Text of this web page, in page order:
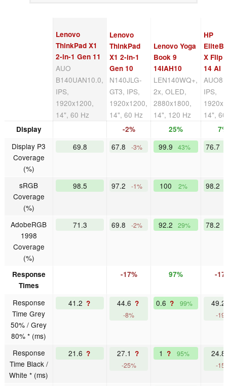
Lenovo
ThinkPad X1
2-in-1 Gen 11
AUO
B140UAN10.0,
IPS,
1920x1200,
14", 60 Hz
Lenovo
ThinkPad
X1 2-in-1
Gen 10
N140JLG-
GT3, IPS,
1920x1200,
14", 60 Hz
Lenovo Yoga
Book 9
14IAH10
LEN140WQ+,
2x, OLED,
2880x1800,
14", 120 Hz
HP
X Flip
14 AI
IPS,
14",
Display -2% 25%
Display P3
Coverage
(%)
69.8 67.8 -3% 99.9 43% 76.7
sRGB
Coverage
(%)
98.5 97.2 -1% 100 2% 98.2
AdobeRGB
1998
Coverage
(%)
71.3 69.8 -2% 92.2 29% 78.2
Response
Times
-17% 97% -
Response
Time Grey
50% / Grey
80% * (ms)
41.2 ? 44.6 ?
-8%
0.6 ? 99%
-
Response
Time Black /
White * (ms)
21.6 ? 27.1 ?
-25%
1 ? 95%
-